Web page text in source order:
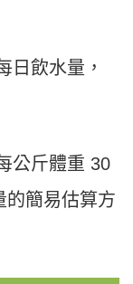
日飲水量，
公斤體重 30
的簡易估算方